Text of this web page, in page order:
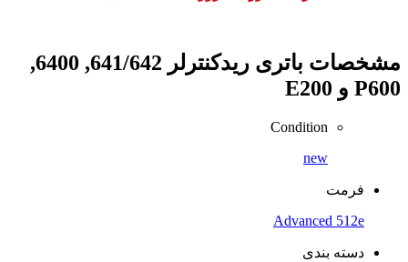
مشخصات
باتری ریدکنترلر 641/642, 6400,
P600 و E200
Condition
new
فرمت
Advanced 512e
دسته بندی